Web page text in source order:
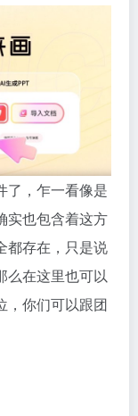
了，乍一看像是
实也包含着这方
都存在，只是说
么在这里也可以
，你们可以跟团